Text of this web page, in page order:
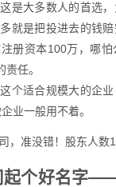
是大多数人的首选
就是把投进去的钱
册资本100万，哪
任。
个适合规模大的企
业一般用不着。
，准没错！股东人数
起个好名字